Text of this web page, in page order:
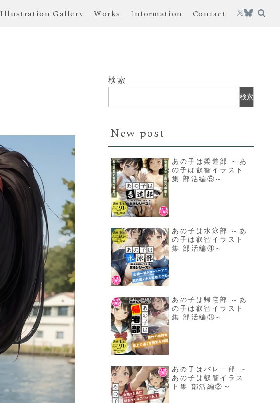
Illustration Gallery Works Information Contact
検索
検索
New post
あの子は柔道部 ～あ
の子は叡智イラスト
集 部活編⑤～
あの子は水泳部 ～あ
の子は叡智イラスト
集 部活編④～
あの子は帰宅部 ～あ
の子は叡智イラスト
集 部活編③～
あの子はバレー部 ～
あの子は叡智イラス
ト集 部活編②～